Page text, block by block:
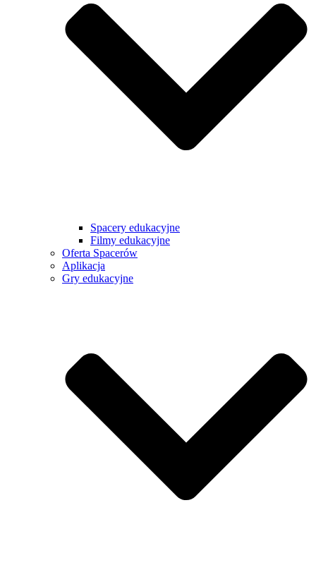
Spacery edukacyjne
Filmy edukacyjne
Oferta Spacerów
Aplikacja
Gry edukacyjne